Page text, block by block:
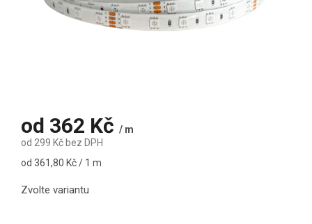
od 362 Kč / m
od 299 Kč bez DPH
Měrná cena:
od 361,80 Kč / 1 m
Zvolte variantu